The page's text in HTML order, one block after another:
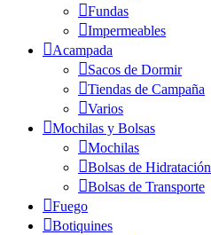
Fundas
Impermeables
Acampada
Sacos de Dormir
Tiendas de Campaña
Varios
Mochilas y Bolsas
Mochilas
Bolsas de Hidratación
Bolsas de Transporte
Fuego
Botiquines